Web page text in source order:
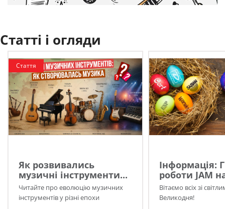
Статті і огляди
Стаття
Як розвивались
музичні інструменти...
Читайте про еволюцію музичних
інструментів у різні епохи
Інформація:
роботи JAM
Вітаємо всіх зі
Великодня!